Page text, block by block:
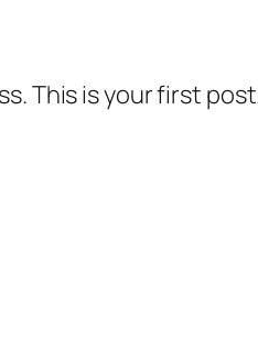
This is your first